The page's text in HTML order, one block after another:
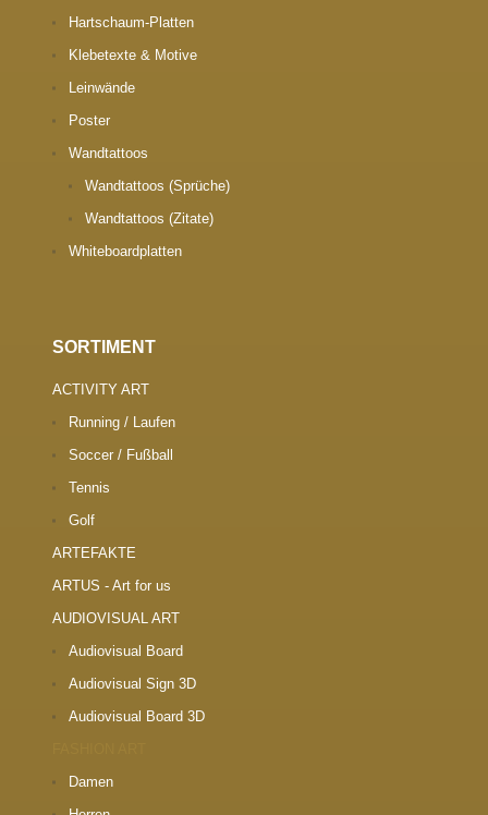
Hartschaum-Platten
Klebetexte & Motive
Leinwände
Poster
Wandtattoos
Wandtattoos (Sprüche)
Wandtattoos (Zitate)
Whiteboardplatten
SORTIMENT
ACTIVITY ART
Running / Laufen
Soccer / Fußball
Tennis
Golf
ARTEFAKTE
ARTUS - Art for us
AUDIOVISUAL ART
Audiovisual Board
Audiovisual Sign 3D
Audiovisual Board 3D
Damen